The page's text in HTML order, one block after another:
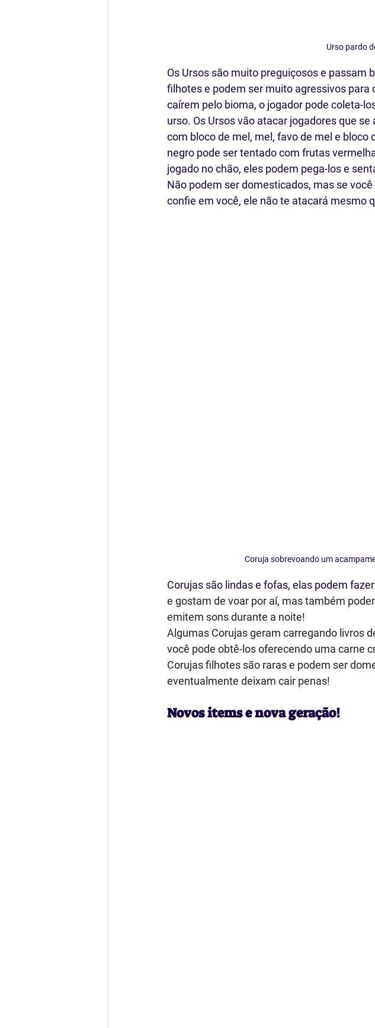
Urso pardo
Os Ursos são muito preguiçosos e passam
filhotes e podem ser muito agressivos
caírem pelo bioma, o jogador pode coleta-
urso. Os Ursos vão atacar jogadores que
com bloco de mel, mel, favo de mel e
negro pode ser tentado com frutas
jogado no chão, eles podem pega-los e
Não podem ser domesticados, mas se
confie em você, ele não te atacará mesmo
Coruja sobrevoando um
Corujas são lindas e fofas, elas podem
e gostam de voar por aí, mas também
emitem sons durante a noite!
Algumas Corujas geram carregando livros
você pode obtê-los oferecendo uma carne
Corujas filhotes são raras e podem ser
eventualmente deixam cair penas!
Novos items e nova geração!